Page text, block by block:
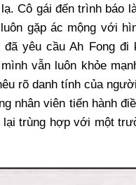
Cô gái đến trình báo
gặp ác mộng với
đã yêu cầu Ah Fong
vẫn luôn khỏe
rõ danh tính của
nhân viên tiến hành
lại trùng hợp với một